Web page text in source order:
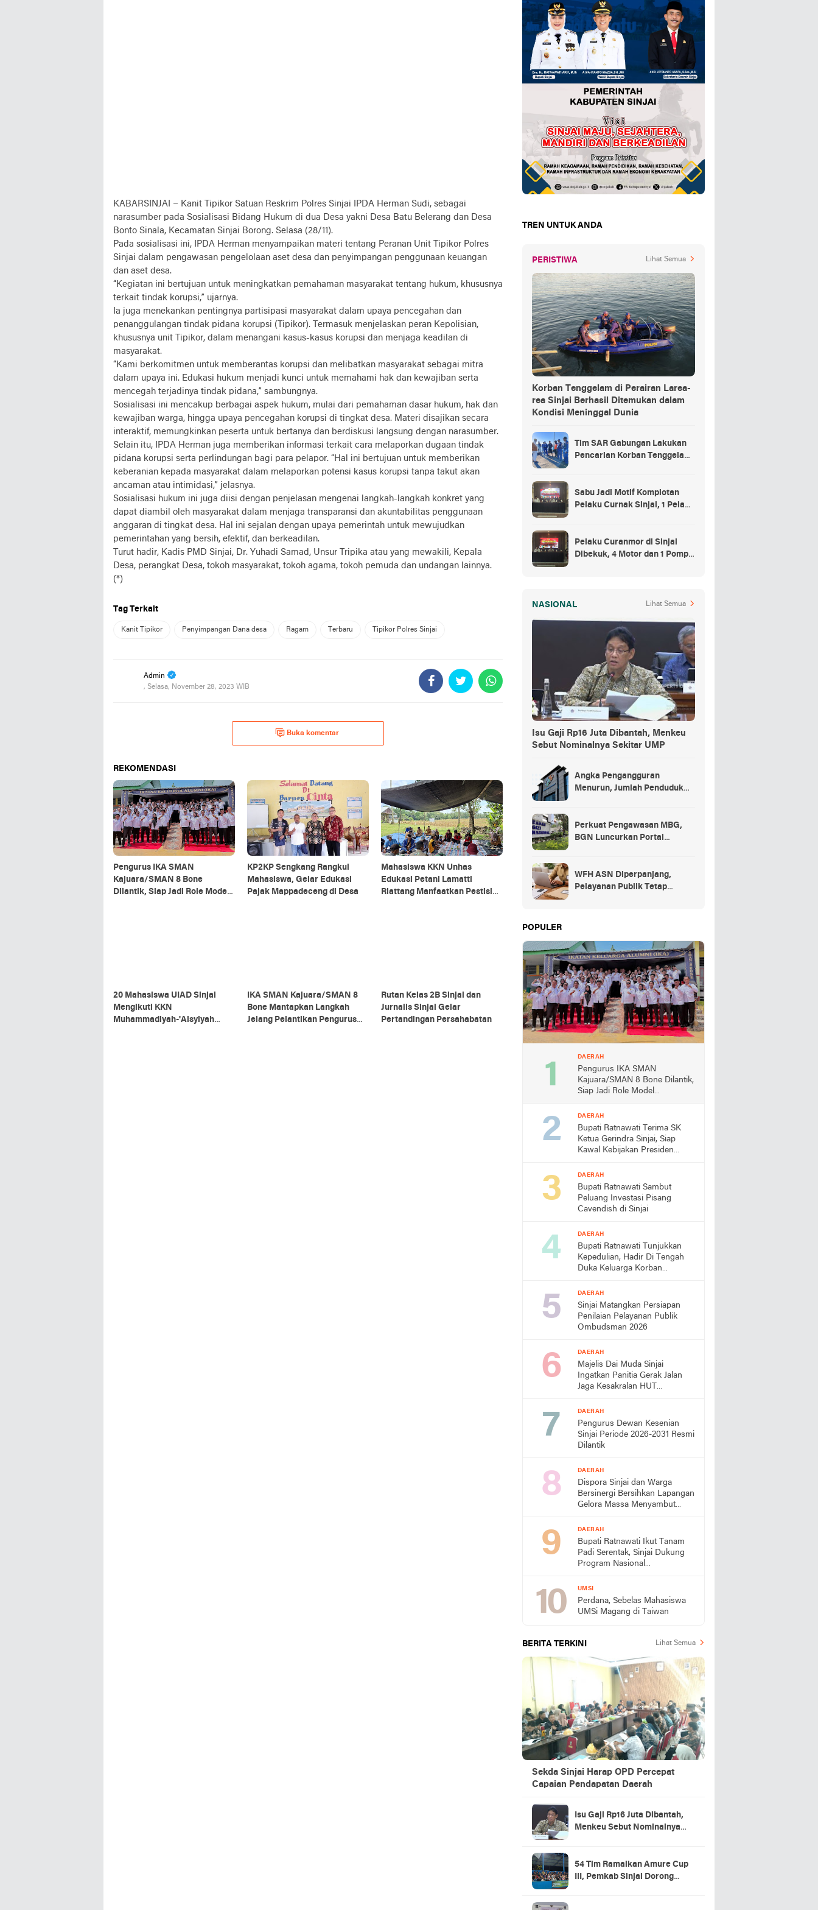
KABARSINJAI – Kanit Tipikor Satuan Reskrim Polres Sinjai IPDA Herman Sudi, sebagai
narasumber pada Sosialisasi Bidang Hukum di dua Desa yakni Desa Batu Belerang dan Desa
Bonto Sinala, Kecamatan Sinjai Borong. Selasa (28/11).
Pada sosialisasi ini, IPDA Herman menyampaikan materi tentang Peranan Unit Tipikor Polres
Sinjai dalam pengawasan pengelolaan aset desa dan penyimpangan penggunaan keuangan
dan aset desa.
“Kegiatan ini bertujuan untuk meningkatkan pemahaman masyarakat tentang hukum, khususnya
terkait tindak korupsi,” ujarnya.
Ia juga menekankan pentingnya partisipasi masyarakat dalam upaya pencegahan dan
penanggulangan tindak pidana korupsi (Tipikor). Termasuk menjelaskan peran Kepolisian,
khususnya unit Tipikor, dalam menangani kasus-kasus korupsi dan menjaga keadilan di
masyarakat.
“Kami berkomitmen untuk memberantas korupsi dan melibatkan masyarakat sebagai mitra
dalam upaya ini. Edukasi hukum menjadi kunci untuk memahami hak dan kewajiban serta
mencegah terjadinya tindak pidana,” sambungnya.
Sosialisasi ini mencakup berbagai aspek hukum, mulai dari pemahaman dasar hukum, hak dan
kewajiban warga, hingga upaya pencegahan korupsi di tingkat desa. Materi disajikan secara
interaktif, memungkinkan peserta untuk bertanya dan berdiskusi langsung dengan narasumber.
Selain itu, IPDA Herman juga memberikan informasi terkait cara melaporkan dugaan tindak
pidana korupsi serta perlindungan bagi para pelapor. “Hal ini bertujuan untuk memberikan
keberanian kepada masyarakat dalam melaporkan potensi kasus korupsi tanpa takut akan
ancaman atau intimidasi,” jelasnya.
Sosialisasi hukum ini juga diisi dengan penjelasan mengenai langkah-langkah konkret yang
dapat diambil oleh masyarakat dalam menjaga transparansi dan akuntabilitas penggunaan
anggaran di tingkat desa. Hal ini sejalan dengan upaya pemerintah untuk mewujudkan
pemerintahan yang bersih, efektif, dan berkeadilan.
Turut hadir, Kadis PMD Sinjai, Dr. Yuhadi Samad, Unsur Tripika atau yang mewakili, Kepala
Desa, perangkat Desa, tokoh masyarakat, tokoh agama, tokoh pemuda dan undangan lainnya.
(*)
Tag Terkait
Kanit Tipikor Penyimpangan Dana desa Ragam Terbaru Tipikor Polres Sinjai
Admin
, Selasa, November 28, 2023 WIB
Buka komentar
REKOMENDASI
Pengurus IKA SMAN
Kajuara/SMAN 8 Bone
Dilantik, Siap Jadi Role Model
KP2KP Sengkang Rangkul
Mahasiswa, Gelar Edukasi
Pajak Mappadeceng di Desa
Mahasiswa KKN Unhas
Edukasi Petani Lamatti
Riattang Manfaatkan Pestisida
20 Mahasiswa UIAD Sinjai
Mengikuti KKN
Muhammadiyah-'Aisyiyah
IKA SMAN Kajuara/SMAN 8
Bone Mantapkan Langkah
Jelang Pelantikan Pengurus
Rutan Kelas 2B Sinjai dan
Jurnalis Sinjai Gelar
Pertandingan Persahabatan
TREN UNTUK ANDA
PERISTIWA Lihat Semua
Korban Tenggelam di Perairan Larea-
rea Sinjai Berhasil Ditemukan dalam
Kondisi Meninggal Dunia
Tim SAR Gabungan Lakukan
Pencarian Korban Tenggelam
Sabu Jadi Motif Komplotan
Pelaku Curnak Sinjai, 1 Pelaku
Pelaku Curanmor di Sinjai
Dibekuk, 4 Motor dan 1 Pompa
NASIONAL Lihat Semua
Isu Gaji Rp16 Juta Dibantah, Menkeu
Sebut Nominalnya Sekitar UMP
Angka Pengangguran
Menurun, Jumlah Penduduk
Perkuat Pengawasan MBG,
BGN Luncurkan Portal
WFH ASN Diperpanjang,
Pelayanan Publik Tetap
POPULER
DAERAH
Pengurus IKA SMAN
Kajuara/SMAN 8 Bone Dilantik,
Siap Jadi Role Model
DAERAH
Bupati Ratnawati Terima SK
Ketua Gerindra Sinjai, Siap
Kawal Kebijakan Presiden
DAERAH
Bupati Ratnawati Sambut
Peluang Investasi Pisang
Cavendish di Sinjai
DAERAH
Bupati Ratnawati Tunjukkan
Kepedulian, Hadir Di Tengah
Duka Keluarga Korban
DAERAH
Sinjai Matangkan Persiapan
Penilaian Pelayanan Publik
Ombudsman 2026
DAERAH
Majelis Dai Muda Sinjai
Ingatkan Panitia Gerak Jalan
Jaga Kesakralan HUT
DAERAH
Pengurus Dewan Kesenian
Sinjai Periode 2026-2031 Resmi
Dilantik
DAERAH
Dispora Sinjai dan Warga
Bersinergi Bersihkan Lapangan
Gelora Massa Menyambut
DAERAH
Bupati Ratnawati Ikut Tanam
Padi Serentak, Sinjai Dukung
Program Nasional
UMSI
Perdana, Sebelas Mahasiswa
UMSi Magang di Taiwan
BERITA TERKINI Lihat Semua
Sekda Sinjai Harap OPD Percepat
Capaian Pendapatan Daerah
Isu Gaji Rp16 Juta Dibantah,
Menkeu Sebut Nominalnya
54 Tim Ramaikan Amure Cup
III, Pemkab Sinjai Dorong